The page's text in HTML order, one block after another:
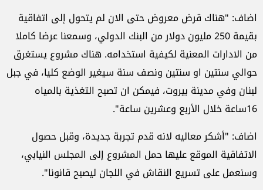
اضاف: "هناك قرض معروض حتى الان لم يتحول إلى اتفاقية
بقيمة 250 مليون دولار من البنك الدولي، وسمعنا عرضا كاملا
من الادارات المعنية لكيفية استخدامه. هناك مشروع يستغرق
حوالي سنتين او سنتين ونصف سنة سيغير الوضع كليا، في جبل
لبنان وفي مدينة بيروت، فيمكن ان تصبح التغذية بالمياه
16ساعة خلال الأربع وعشرين ساعة".
اضاف: "أشكر معاليه لانه قدم تجربة جديدة، وقبل حصول
الاتفاقية الموقع عليها حمل المشروع إلى المجلس النيابي،
وسنعمل على تسريع النقاش في اللجان ليصبح قانونا".